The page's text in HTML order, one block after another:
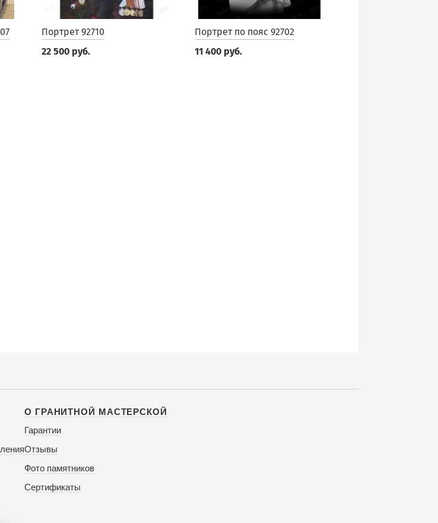
Портрет 92710
22 500 руб.
Портрет по пояс 92702
11 400 руб.
О ГРАНИТНОЙ МАСТЕРСКОЙ
Гарантии
Отзывы
Фото памятников
Сертификаты